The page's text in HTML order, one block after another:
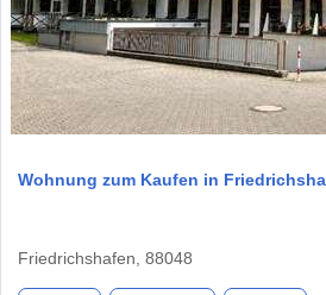
Wohnung zum Kaufen in
Friedrichshafen, 88048